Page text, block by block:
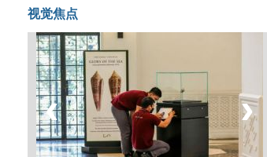
08.17—2020.08.21）
视觉焦点
‹ ›